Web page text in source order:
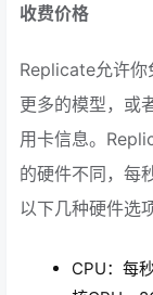
收费价格
Replicate允许你
更多的模型，或
用卡信息。
的硬件不同，每
以下几种硬件选项
CPU：每